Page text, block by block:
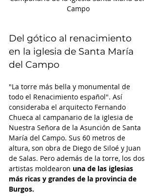
Campo
Del gótico al renacimiento
en la iglesia de Santa María
del Campo
"La torre más bella y monumental de
todo el Renacimiento español". Así
consideraba el arquitecto Fernando
Chueca al campanario de la iglesia de
Nuestra Señora de la Asunción de Santa
María del Campo. Sus 60 metros de
altura, son obra de Diego de Siloé y Juan
de Salas. Pero además de la torre, los dos
artistas moldearon una de las iglesias
más ricas y grandes de la provincia de
Burgos.